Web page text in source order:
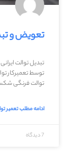
تعویض و
تبدیل توالت
توسط تعمیرکار
توالت فرنگی
ادامه مطلب تعمیر
7 دیدگاه